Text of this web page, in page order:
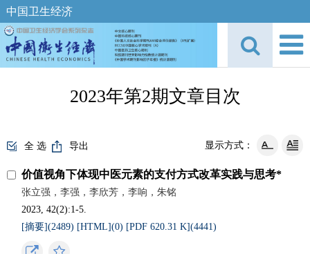
中国卫生经济
2023年第2期文章目次
全 选 导出 显示方式：
价值视角下体现中医元素的支付方式改革实践与思考*
张立强，李强，李欣芳，李响，朱铭
2023, 42(2):1-5.
[摘要](2489) [HTML](0) [PDF 620.31 K](4441)